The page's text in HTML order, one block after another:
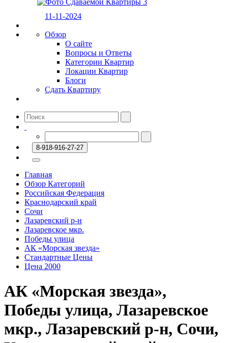
11-11-2024
Обзор
О сайте
Вопросы и Ответы
Категории Квартир
Локации Квартир
Блоги
Сдать Квартиру
8-918-916-27-27
Главная
Обзор Категорий
Российская Федерация
Краснодарский край
Сочи
Лазаревский р-н
Лазаревское мкр.
Победы улица
АК «Морская звезда»
Стандартные Цены
Цена 2000
АК «Морская звезда»,
Победы улица, Лазаревское
мкр., Лазаревский р-н, Сочи,